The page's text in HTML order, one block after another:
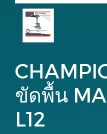
ขัดพื้น
L12